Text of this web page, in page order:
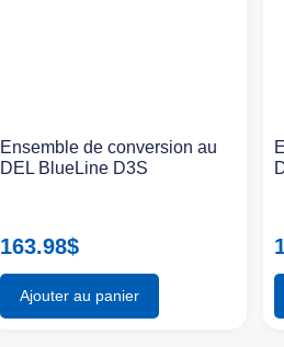
Ensemble de conversion au
DEL BlueLine D3S
163.98$
Ajouter au panier